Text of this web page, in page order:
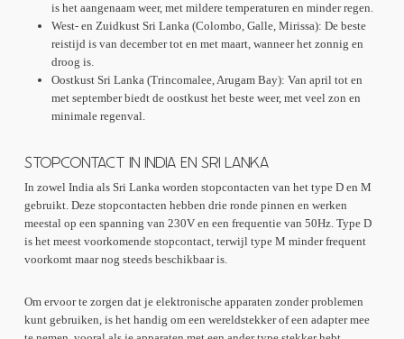
is het aangenaam weer, met mildere temperaturen en minder regen.
West- en Zuidkust Sri Lanka (Colombo, Galle, Mirissa): De beste
reistijd is van december tot en met maart, wanneer het zonnig en
droog is.
Oostkust Sri Lanka (Trincomalee, Arugam Bay): Van april tot en
met september biedt de oostkust het beste weer, met veel zon en
minimale regenval.
STOPCONTACT IN INDIA EN SRI LANKA
In zowel India als Sri Lanka worden stopcontacten van het type D en M
gebruikt. Deze stopcontacten hebben drie ronde pinnen en werken
meestal op een spanning van 230V en een frequentie van 50Hz. Type D
is het meest voorkomende stopcontact, terwijl type M minder frequent
voorkomt maar nog steeds beschikbaar is.
Om ervoor te zorgen dat je elektronische apparaten zonder problemen
kunt gebruiken, is het handig om een wereldstekker of een adapter mee